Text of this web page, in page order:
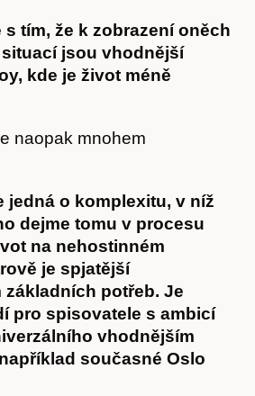
tím, že k zobrazení oněch
jsou vhodnější
kde je život méně
naopak mnohem
jedná o komplexitu, v níž
dejme tomu v procesu
na nehostinném
je spjatější
potřeb. Je
pro spisovatele s ambicí
vhodnějším
současné Oslo